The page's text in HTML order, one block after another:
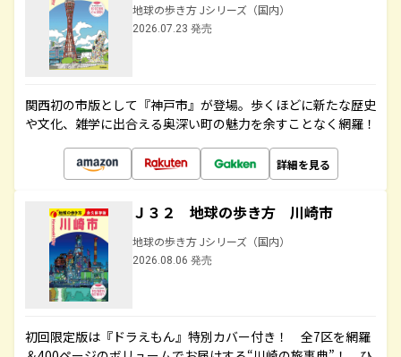
地球の歩き方 Jシリーズ（国内）
2026.07.23 発売
関西初の市版として『神戸市』が登場。歩くほどに新たな歴史
や文化、雑学に出合える奥深い町の魅力を余すことなく網羅！
詳細を見る
Ｊ３２ 地球の歩き方 川崎市
地球の歩き方 Jシリーズ（国内）
2026.08.06 発売
初回限定版は『ドラえもん』特別カバー付き！ 全7区を網羅